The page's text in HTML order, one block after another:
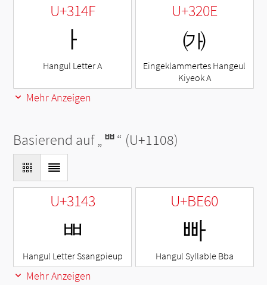
U+314F
ㅏ
Hangul Letter A
U+320E
㈎
Eingeklammertes Hangeul
Kiyeok A
Mehr Anzeigen
Basierend auf „ᄈ“ (U+1108)
U+3143
ㅃ
Hangul Letter Ssangpieup
U+BE60
빠
Hangul Syllable Bba
Mehr Anzeigen